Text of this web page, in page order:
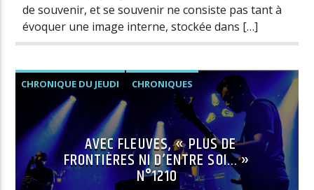
de souvenir, et se souvenir ne consiste pas tant à
évoquer une image interne, stockée dans […]
CHRONIQUE DU JEUDI
CHRONIQUES
VIDÉOS
AVEC FLEUVES, « PLUS DE
FRONTIÈRES NI D’ENTRE SOI… »
N°1210